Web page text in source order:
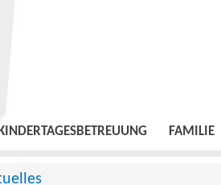
KINDERTAGESBETREUUNG FAMILIE